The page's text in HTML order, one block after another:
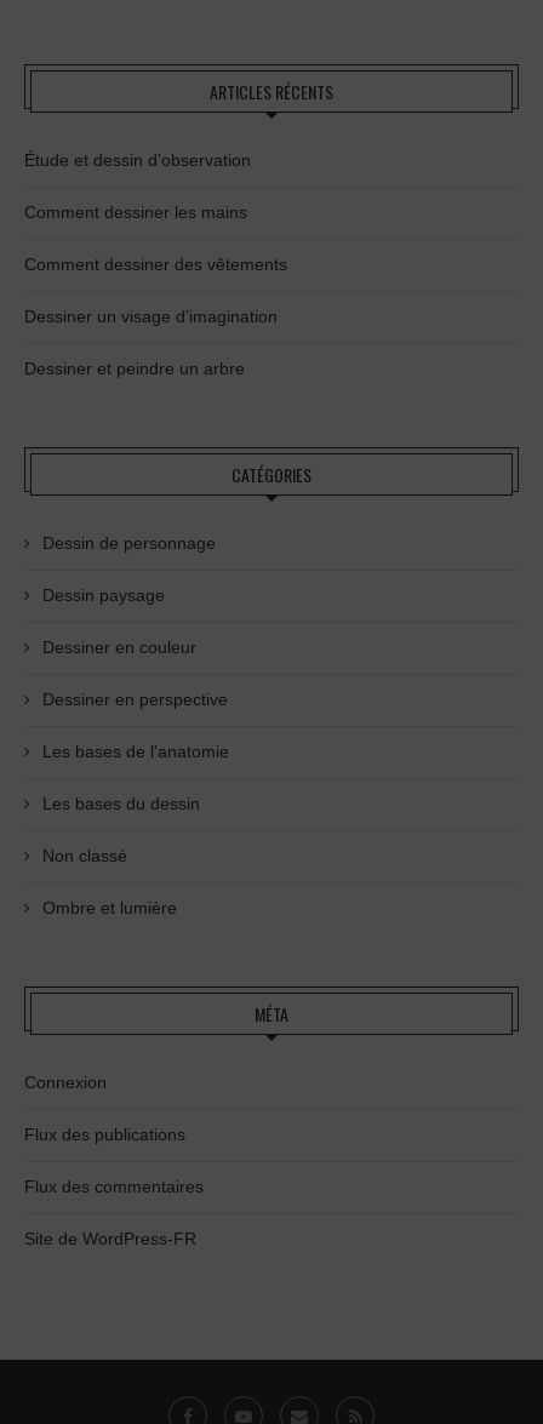
ARTICLES RÉCENTS
Étude et dessin d’observation
Comment dessiner les mains
Comment dessiner des vêtements
Dessiner un visage d’imagination
Dessiner et peindre un arbre
CATÉGORIES
Dessin de personnage
Dessin paysage
Dessiner en couleur
Dessiner en perspective
Les bases de l'anatomie
Les bases du dessin
Non classé
Ombre et lumière
MÉTA
Connexion
Flux des publications
Flux des commentaires
Site de WordPress-FR